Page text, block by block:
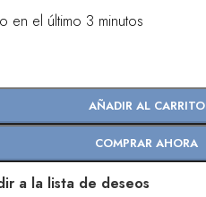
en el último 3 minutos
AÑADIR AL CARRITO
COMPRAR AHORA
a la lista de deseos